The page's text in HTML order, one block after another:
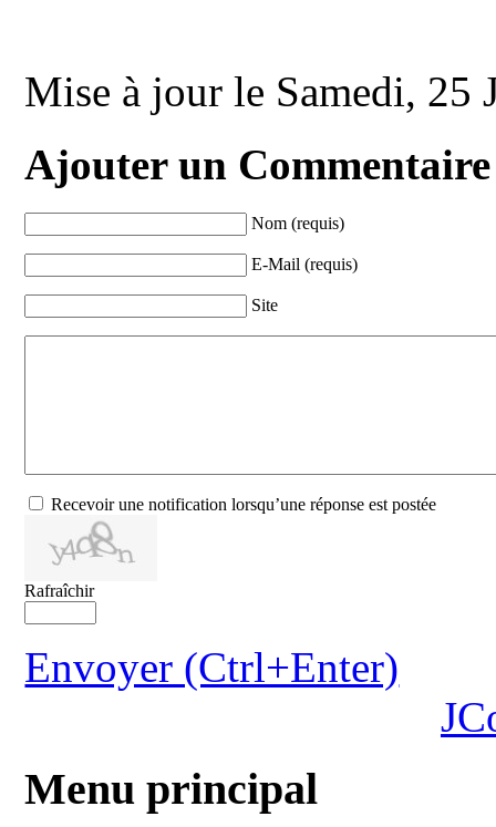
Mise à jour le Samedi, 25
Ajouter un Commentaire
Nom (requis)
E-Mail (requis)
Site
Recevoir une notification lorsqu’une réponse est postée
Rafraîchir
Envoyer (Ctrl+Enter)
Menu principal